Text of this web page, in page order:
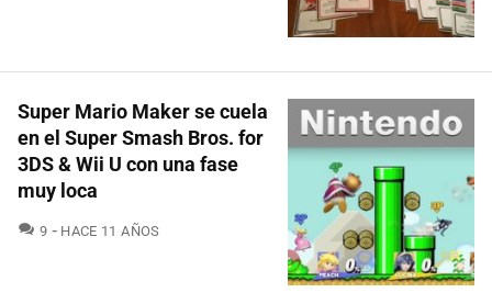
Super Mario Maker se cuela
en el Super Smash Bros. for
3DS & Wii U con una fase
muy loca
9 COMENTARIOS
HACE 11 AÑOS